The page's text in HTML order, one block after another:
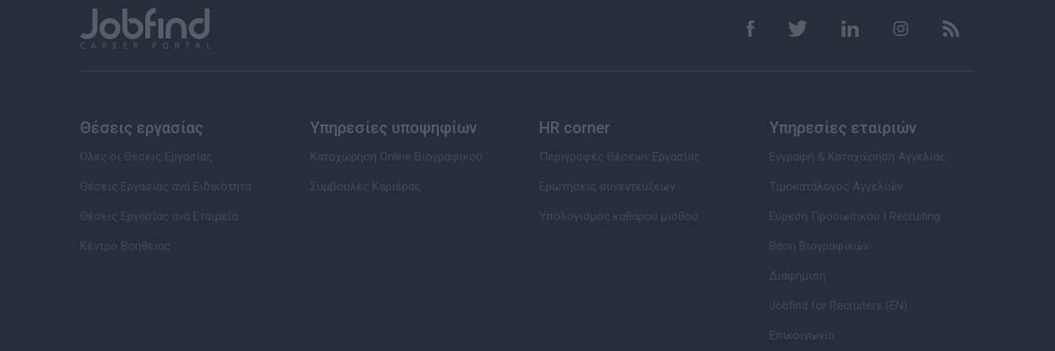
Θέσεις εργασίας
Όλες οι Θέσεις Εργασίας
Θέσεις Εργασίας ανά Ειδικότητα
Θέσεις Εργασίας ανά Εταιρεία
Κέντρο Βοήθειας
Υπηρεσίες υποψηφίων
Καταχώρηση Online Βιογραφικού
Συμβουλές Καριέρας
HR corner
Περιγραφές Θέσεων Εργασίας
Ερωτήσεις συνεντεύξεων
Υπολογισμός καθαρού μισθού
Υπηρεσίες εταιριών
Εγγραφή & Καταχώρηση Αγγελίας
Τιμοκατάλογος Αγγελιών
Εύρεση Προσωπικού | Recruiting
Βάση Βιογραφικών
Διαφήμιση
Jobfind for Recruiters (EN)
Επικοινωνία